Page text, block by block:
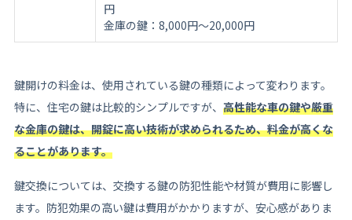
円
金庫の鍵：8,000円〜20,000円
鍵開けの料金は、使用されている鍵の種類によって変わります。
特に、住宅の鍵は比較的シンプルですが、 高性能な車の鍵や厳重
な金庫の鍵は、開錠に高い技術が求められるため、料金が高くな
ることがあります。
鍵交換については、交換する鍵の防犯性能や材質が費用に影響し
ます。防犯効果の高い鍵は費用がかかりますが、安心感がありま